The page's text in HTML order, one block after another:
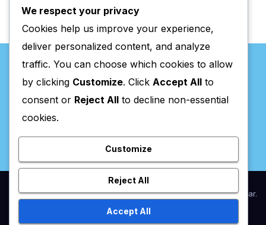
Valpaços Online
Proudly powered by WordPress|Theme:NewsupbyThemeansar.
HomeAnunciar / AssinaturasEstatuto EditorialFicha Técnica
We respect your privacy
Cookies help us improve your experience,
deliver personalized content, and analyze
traffic. You can choose which cookies to allow
by clicking Customize. Click Accept All to
consent or Reject All to decline non-essential
cookies.
Customize
Reject All
Accept All